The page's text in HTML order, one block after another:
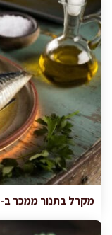
מקרל בתנור ממכר ב-25 דקות (סוד המרינדה החמוצה)